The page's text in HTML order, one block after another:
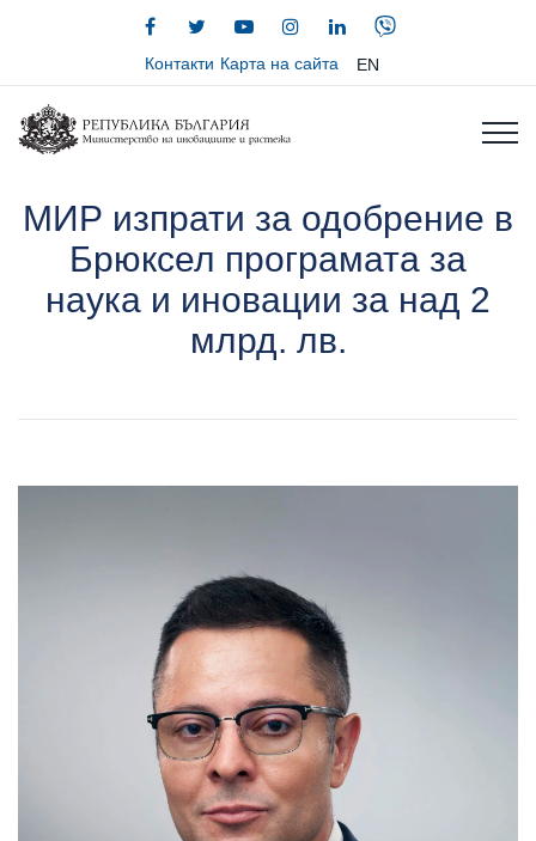
Контакти Карта на сайта EN
МИР изпрати за одобрение в
Брюксел програмата за
наука и иновации за над 2
млрд. лв.